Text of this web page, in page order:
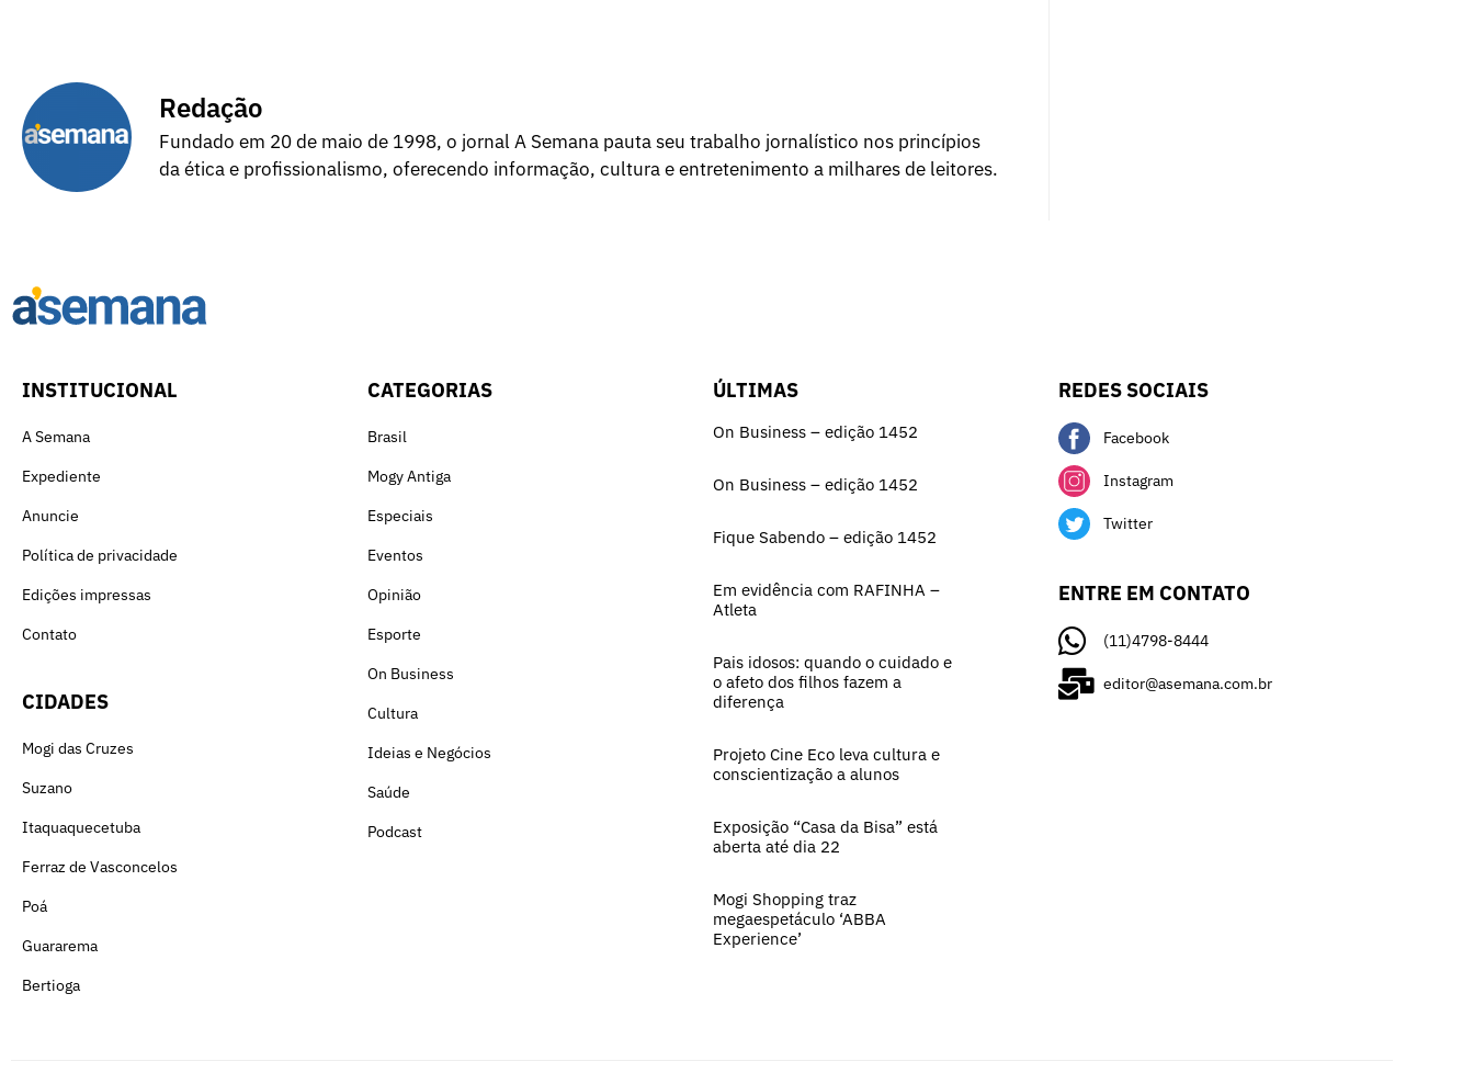
Redação
Fundado em 20 de maio de 1998, o jornal A Semana pauta seu trabalho jornalístico nos princípios
da ética e profissionalismo, oferecendo informação, cultura e entretenimento a milhares de leitores.
INSTITUCIONAL
A Semana
Expediente
Anuncie
Política de privacidade
Edições impressas
Contato
CIDADES
Mogi das Cruzes
Suzano
Itaquaquecetuba
Ferraz de Vasconcelos
Poá
Guararema
Bertioga
CATEGORIAS
Brasil
Mogy Antiga
Especiais
Eventos
Opinião
Esporte
On Business
Cultura
Ideias e Negócios
Saúde
Podcast
ÚLTIMAS
On Business – edição 1452
On Business – edição 1452
Fique Sabendo – edição 1452
Em evidência com RAFINHA –
Atleta
Pais idosos: quando o cuidado e
o afeto dos filhos fazem a
diferença
Projeto Cine Eco leva cultura e
conscientização a alunos
Exposição “Casa da Bisa” está
aberta até dia 22
Mogi Shopping traz
megaespetáculo ‘ABBA
Experience’
REDES SOCIAIS
Facebook
Instagram
Twitter
ENTRE EM CONTATO
(11)4798-8444
editor@asemana.com.br